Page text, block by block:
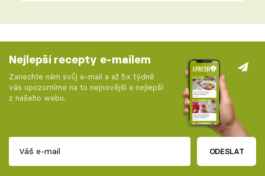
Nejlepší recepty e-mailem
Zanechte nám svůj e-mail a až 5x týdně
vás upozorníme na to nejnovější a nejlepší
z našeho webu.
ODESLAT